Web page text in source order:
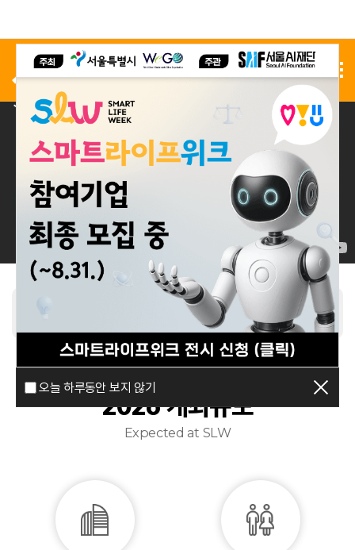
오늘 하루동안 보지 않기
사전 등록 전시 신청
2026 개최규모
Expected at SLW